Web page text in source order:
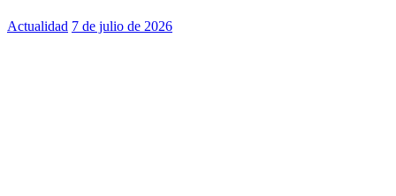
Actualidad 7 de julio de 2026